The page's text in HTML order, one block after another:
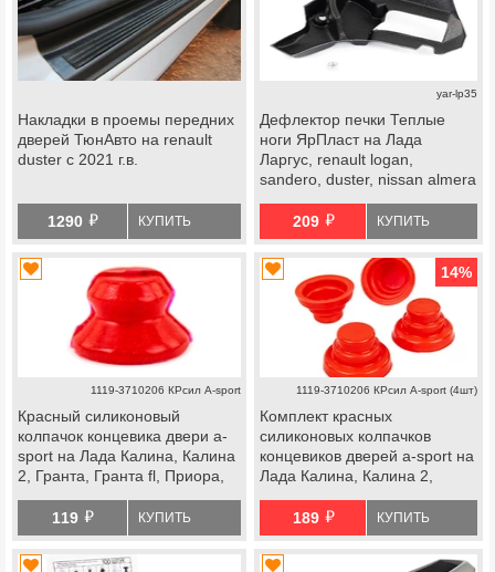
Накладки в проемы передних
дверей ТюнАвто на renault
duster с 2021 г.в.
1290 й КУПИТЬ
yar-lp35
Дефлектор печки Теплые
ноги ЯрПласт на Лада
Ларгус, renault logan,
sandero, duster, nissan almera
209 й КУПИТЬ
1119-3710206 КРсил А-sport
Красный силиконовый
колпачок концевика двери a-
sport на Лада Калина, Калина
2, Гранта, Гранта fl, Приора,
119 й КУПИТЬ
14%
1119-3710206 КРсил А-sport (4шт)
Комплект красных
силиконовых колпачков
концевиков дверей a-sport на
Лада Калина, Калина 2,
Веста, datsun
189 й КУПИТЬ